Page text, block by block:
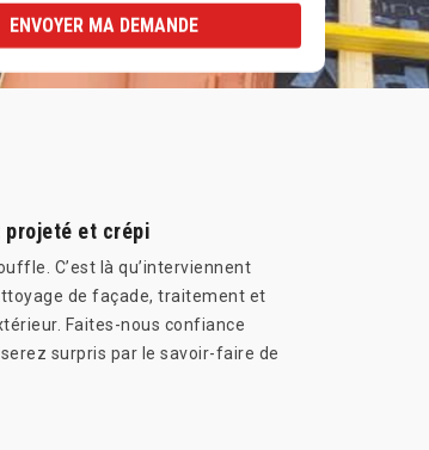
et crépi
C’est là qu’interviennent
de façade, traitement et
Faites-nous confiance
surpris par le savoir-faire de